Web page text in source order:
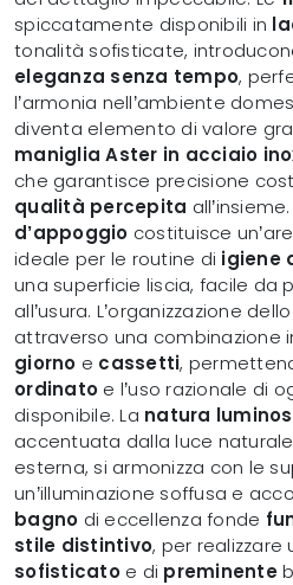
spiccatamente disponibili in
tonalità sofisticate,
eleganza senza tempo,
l’armonia nell’ambiente
diventa elemento di valore
maniglia Aster in acciaio
che garantisce precisione
qualità percepita all’insieme.
d’appoggio costituisce
ideale per le routine di igiene
una superficie liscia, facile da
all’usura. L’organizzazione
attraverso una combinazione
giorno e cassetti,
ordinato e l’uso razionale di
disponibile. La natura
accentuata dalla luce
esterna, si armonizza con le
un’illuminazione soffusa e
bagno di eccellenza fonde
stile distintivo, per realizzare
sofisticatoe di preminente